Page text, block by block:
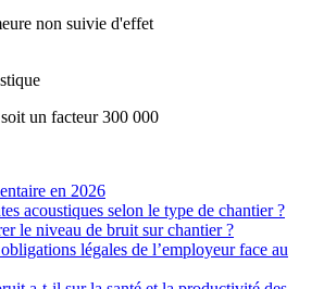
non suivie d'effet
un facteur 300 000
en 2026
acoustiques selon le type de chantier ?
le niveau de bruit sur chantier ?
légales de l’employeur face au